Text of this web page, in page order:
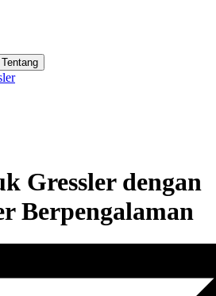
Gressler dengan
Berpengalaman